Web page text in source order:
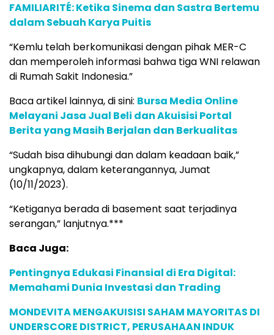
FAMILIARITÉ: Ketika Sinema dan Sastra Bertemu
dalam Sebuah Karya Puitis
“Kemlu telah berkomunikasi dengan pihak MER-C
dan memperoleh informasi bahwa tiga WNI relawan
di Rumah Sakit Indonesia.”
Baca artikel lainnya, di sini: Bursa Media Online
Melayani Jasa Jual Beli dan Akuisisi Portal
Berita yang Masih Berjalan dan Berkualitas
“Sudah bisa dihubungi dan dalam keadaan baik,”
ungkapnya, dalam keterangannya, Jumat
(10/11/2023).
“Ketiganya berada di basement saat terjadinya
serangan,” lanjutnya.***
Baca Juga:
Pentingnya Edukasi Finansial di Era Digital:
Memahami Dunia Investasi dan Trading
MONDEVITA MENGAKUISISI SAHAM MAYORITAS DI
UNDERSCORE DISTRICT, PERUSAHAAN INDUK